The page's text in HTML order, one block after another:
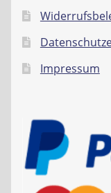
Impressum